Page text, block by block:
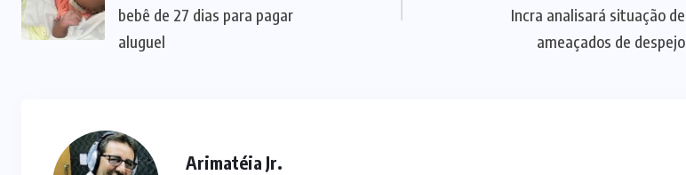
bebê de 27 dias para pagar
aluguel
Incra analisará situação de
ameaçados de despejo
Arimatéia Jr.